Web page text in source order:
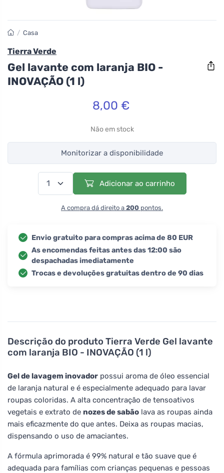
Descrição do produto Tierra Verde Gel lavante
com laranja BIO - INOVAÇÃO (1 l)
Gel de lavagem inovador possui aroma de óleo essencial
de laranja natural e é especialmente adequado para lavar
roupas coloridas. A alta concentração de tensoativos
vegetais e extrato de nozes de sabão lava as roupas ainda
mais eficazmente do que antes. Deixa as roupas macias,
dispensando o uso de amaciantes.
A fórmula aprimorada é 99% natural e tão suave que é
adequada para famílias com crianças pequenas e pessoas
/ Casa
Tierra Verde
Gel lavante com laranja BIO -
INOVAÇÃO (1 l)
8,00 €
Não em stock
Monitorizar a disponibilidade
Adicionar ao carrinho
A compra dá direito a 200 pontos.
Envio gratuito para compras acima de 80 EUR
As encomendas feitas antes das 12:00 são
despachadas imediatamente
Trocas e devoluções gratuitas dentro de 90 dias